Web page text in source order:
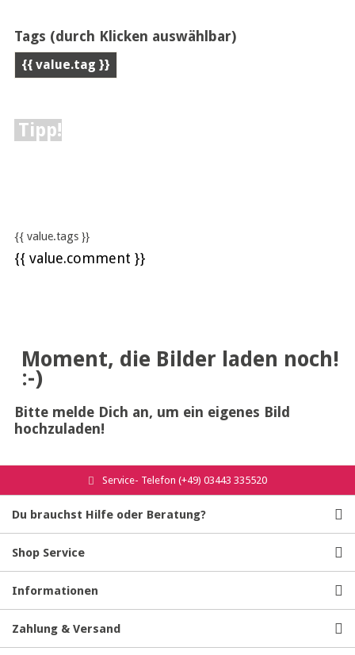
Tags (durch Klicken auswählbar)
{{ value.tag }}
Tipp!
{{ value.tags }}
{{ value.comment }}
Moment, die Bilder laden noch!
:-)
Bitte melde Dich an, um ein eigenes Bild
hochzuladen!
Service- Telefon (+49) 03443 335520
Du brauchst Hilfe oder Beratung?
Shop Service
Informationen
Zahlung & Versand